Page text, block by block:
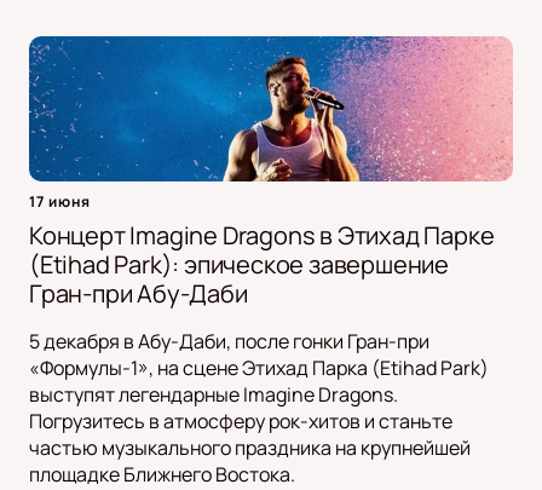
17 июня
Концерт Imagine Dragons в Этихад Парке
(Etihad Park): эпическое завершение
Гран-при Абу-Даби
5 декабря в Абу-Даби, после гонки Гран-при
«Формулы-1», на сцене Этихад Парка (Etihad Park)
выступят легендарные Imagine Dragons.
Погрузитесь в атмосферу рок-хитов и станьте
частью музыкального праздника на крупнейшей
площадке Ближнего Востока.